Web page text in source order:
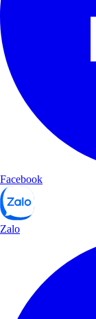
Facebook
Zalo